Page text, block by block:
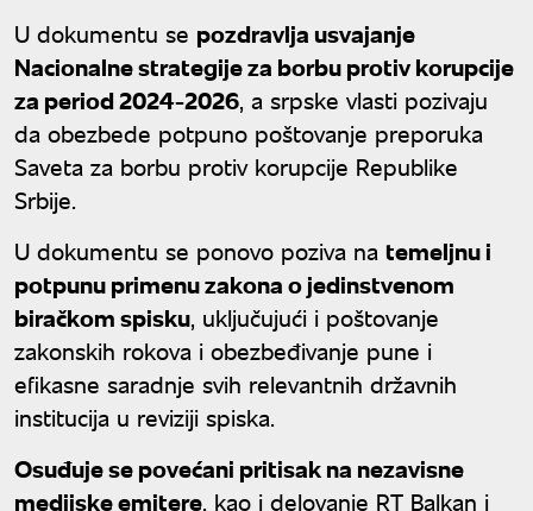
U dokumentu se pozdravlja usvajanje
Nacionalne strategije za borbu protiv korupcije
za period 2024-2026, a srpske vlasti pozivaju
da obezbede potpuno poštovanje preporuka
Saveta za borbu protiv korupcije Republike
Srbije.
U dokumentu se ponovo poziva na temeljnu i
potpunu primenu zakona o jedinstvenom
biračkom spisku, uključujući i poštovanje
zakonskih rokova i obezbeđivanje pune i
efikasne saradnje svih relevantnih državnih
institucija u reviziji spiska.
Osuđuje se povećani pritisak na nezavisne
medijske emitere, kao i delovanje RT Balkan i